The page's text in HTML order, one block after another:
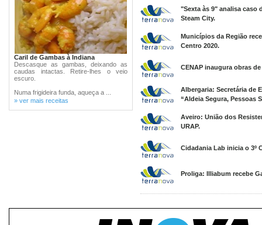
Caril de Gambas à Indiana
Descasque as gambas, deixando as
caudas intactas. Retire-lhes o veio
escuro.
Numa frigideira funda, aqueça a ...
» ver mais receitas
"Sexta às 9" analisa caso
Steam City.
Municípios da Região
Centro 2020.
CENAP inaugura obras
Albergaria: Secretária de
“Aldeia Segura, Pessoas
Aveiro: União dos
URAP.
Cidadania Lab inicia o 3º
Proliga: Illiabum recebe